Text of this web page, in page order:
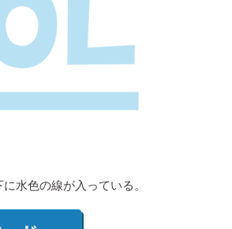
水色の線が入っている。